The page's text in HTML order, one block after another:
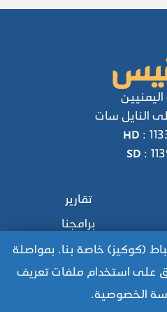
(كوكيز) خاصة بنا. بمواصلة
على استخدام ملفات تعريف
الخصوصية.
النايل سات
HD :
SD :
تقارير
برامجنا
عربي ودولي
من نحن
الأحكام والشروط